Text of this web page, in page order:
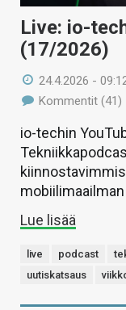
Live: io-
(17/2026)
24.4.2026 -
Kommentit (41)
io-techin
Lue lisää
live podcast
uutiskatsaus